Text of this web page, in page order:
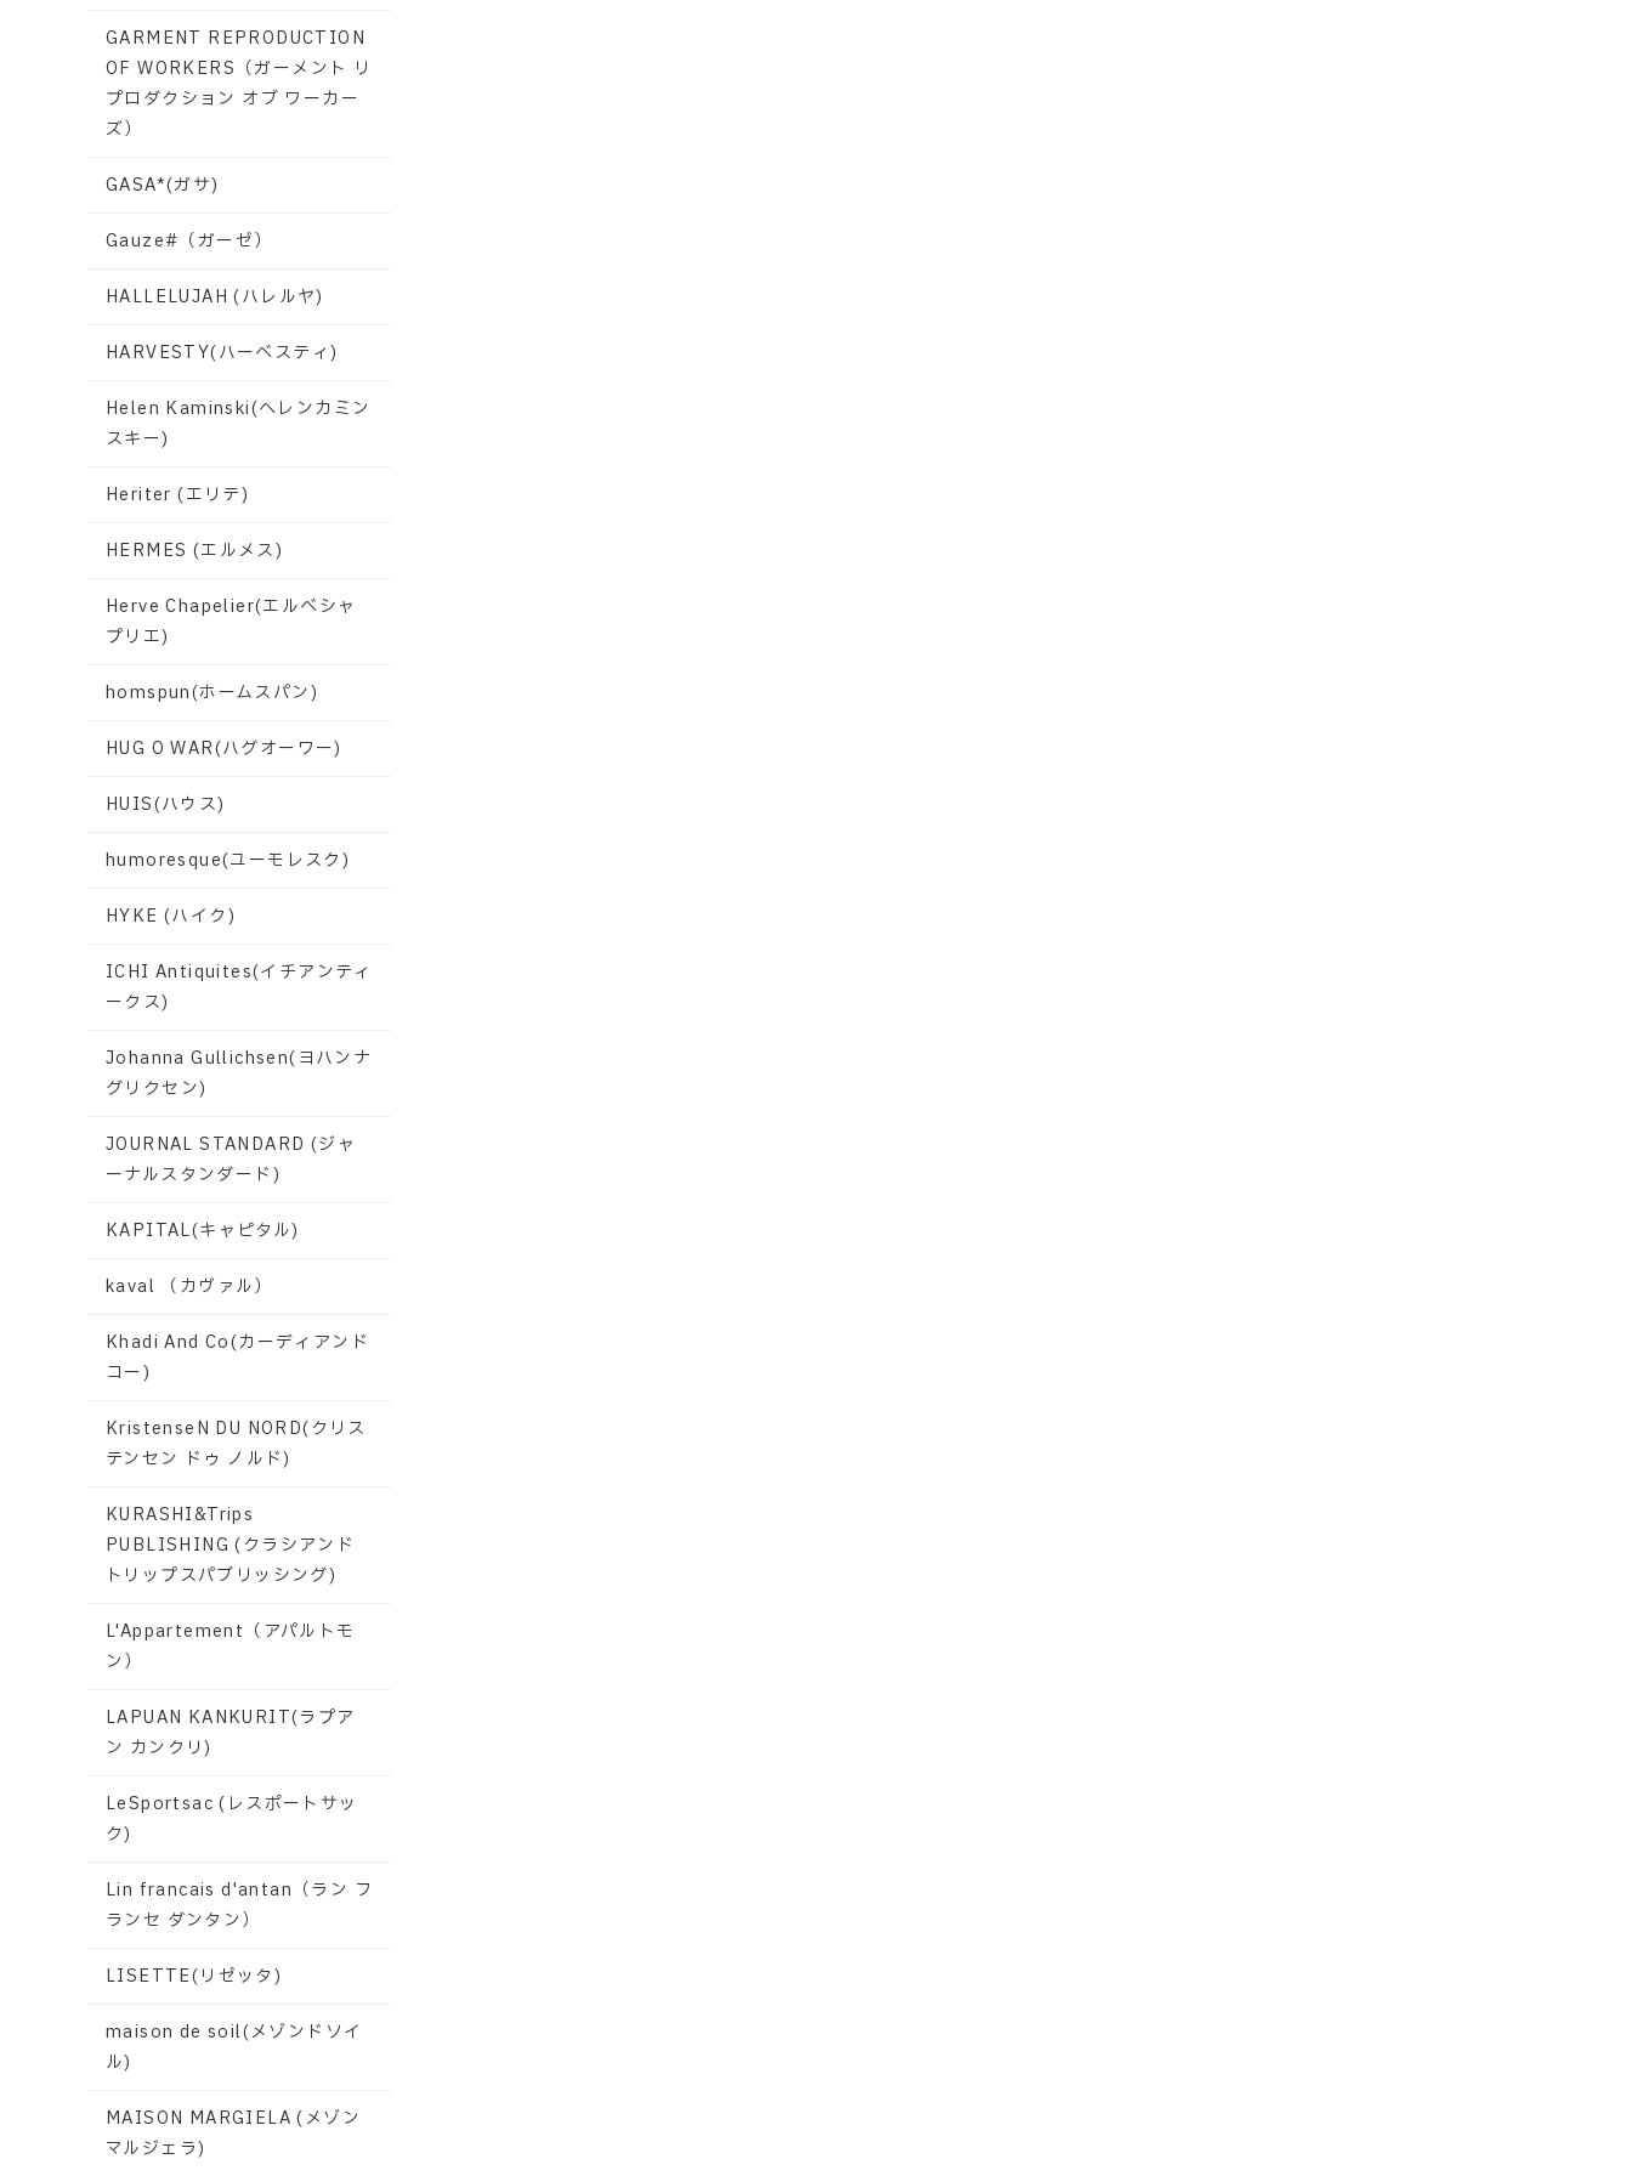
GARMENT REPRODUCTION
OF WORKERS（ガーメント リ
プロダクション オブ ワーカー
ズ）
GASA*(ガサ)
Gauze#（ガーゼ）
HALLELUJAH (ハレルヤ)
HARVESTY(ハーベスティ)
Helen Kaminski(ヘレンカミン
スキー)
Heriter (エリテ)
HERMES (エルメス)
Herve Chapelier(エルベシャ
プリエ)
homspun(ホームスパン)
HUG O WAR(ハグオーワー)
HUIS(ハウス)
humoresque(ユーモレスク)
HYKE (ハイク)
ICHI Antiquites(イチアンティ
ークス)
Johanna Gullichsen(ヨハンナ
グリクセン)
JOURNAL STANDARD (ジャ
ーナルスタンダード)
KAPITAL(キャピタル)
kaval （カヴァル）
Khadi And Co(カーディアンド
コー)
KristenseN DU NORD(クリス
テンセン ドゥ ノルド)
KURASHI&Trips
PUBLISHING (クラシアンド
トリップスパブリッシング)
L'Appartement（アパルトモ
ン）
LAPUAN KANKURIT(ラプア
ン カンクリ)
LeSportsac (レスポートサッ
ク)
Lin francais d'antan（ラン フ
ランセ ダンタン）
LISETTE(リゼッタ)
maison de soil(メゾンドソイ
ル)
MAISON MARGIELA (メゾン
マルジェラ)